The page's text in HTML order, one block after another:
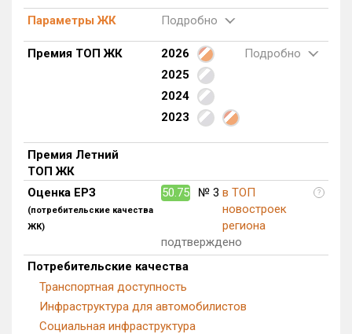
Домов с апартаментами
0 из 3
Блокированных домов
0 из 15
Квартир, апартаментов,
Параметры ЖК Подробно
Премия ТОП ЖК 2026
Подробно
2025
2024
2023
Премия Летний
ТОП ЖК
Оценка ЕРЗ
(потребительские качества
ЖК)
50.75 № 3 в ТОП
новостроек
региона
?
подтверждено
Потребительские качества
Транспортная доступность
Инфраструктура для автомобилистов
Социальная инфраструктура